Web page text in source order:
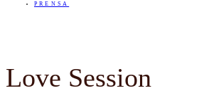
PRENSA
Love Session